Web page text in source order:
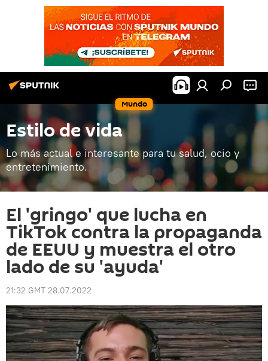
Mundo
Estilo de vida
Lo más actual e interesante para tu salud, ocio y
entretenimiento.
El 'gringo' que lucha en
TikTok contra la propaganda
de EEUU y muestra el otro
lado de su 'ayuda'
21:32 GMT 28.07.2022